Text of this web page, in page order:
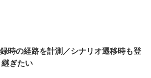
時の経路を計測／シナリオ遷移時も登
ぎたい